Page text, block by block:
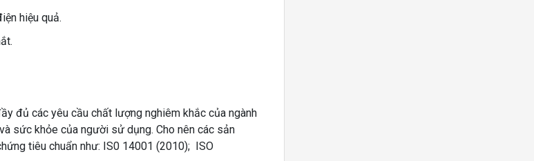
hiệu quả.
đủ các yêu cầu chất lượng nghiêm khắc của ngành
sức khỏe của người sử dụng. Cho nên các sản
tiêu chuẩn như: IS0 14001 (2010); ISO